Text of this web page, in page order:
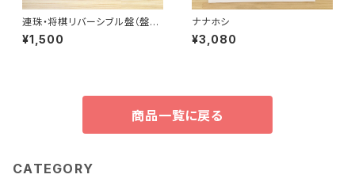
連珠・将棋リバーシブル盤（盤の
み）
¥1,500
ナナホシ
¥3,080
商品一覧に戻る
CATEGORY